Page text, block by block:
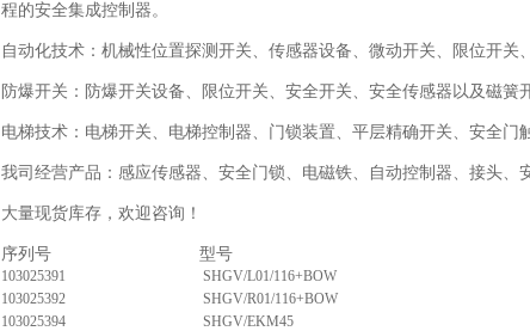
程的安全集成控制器。
自动化技术：机械性位置探测开关、传感器设备、微动开关、限位开
防爆开关：防爆开关设备、限位开关、安全开关、安全传感器以及磁簧
电梯技术：电梯开关、电梯控制器、门锁装置、平层精确开关、安全门
我司经营产品：感应传感器、安全门锁、电磁铁、自动控制器、接头、
大量现货库存，欢迎咨询！
序列号 型
103025391
SHGV/L01/116+BOW
103025392
SHGV/R01/116+BOW
103025394
SHGV/EKM45